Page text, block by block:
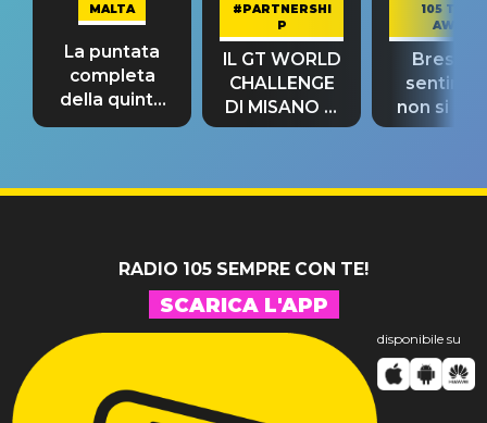
MALTA
La puntata
completa
della quinta
tappa
#PARTNERSHI
P
IL GT WORLD
CHALLENGE
DI MISANO si
riconferma
105 TAKE
AWAY
Bresh:
non si
fino alla
RADIO 105 SEMPRE CON TE!
SCARICA L'APP
disponibile su